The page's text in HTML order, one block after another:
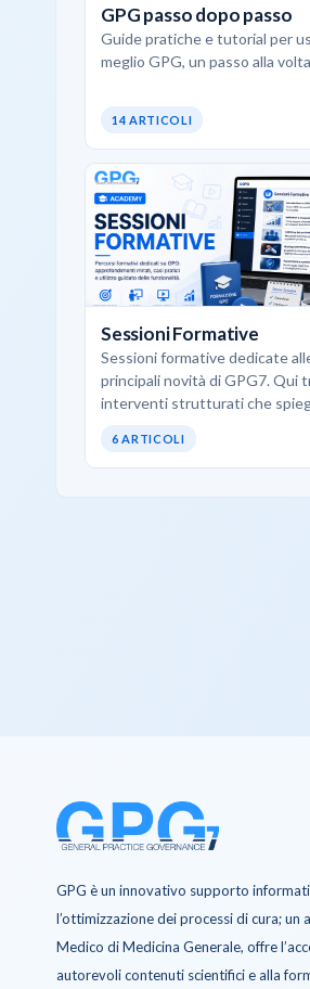
GPG passo dopo passo
Guide pratiche e tutorial per
meglio GPG, un passo alla
14 ARTICOLI
Sessioni Formative
Sessioni formative dedicate
principali novità di GPG7. Qui
interventi strutturati che
moduli, le funzionalità avanzate…
6 ARTICOLI
GPG è un innovativo supporto
l’ottimizzazione dei processi di cura;
Medico di Medicina Generale, offre
autorevoli contenuti scientifici e alla